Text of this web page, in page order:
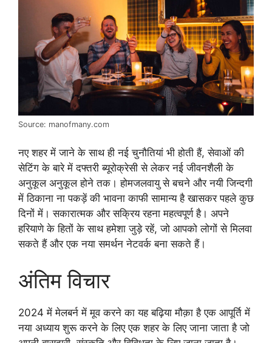
Source: manofmany.com
नए शहर में जाने के साथ ही नई चुनौतियां भी होती हैं, सेवाओं की
सेटिंग के बारे में दफ्तरी ब्यूरोक्रेसी से लेकर नई जीवनशैली के
अनुकूल अनुकूल होने तक। होमजलवायु से बचने और नयी जिन्दगी
में ठिकाना ना पकड़ें की भावना काफी सामान्य है खासकर पहले कुछ
दिनों में। सकारात्मक और सक्रिय रहना महत्वपूर्ण है। अपने
हरियाणे के हितों के साथ हमेशा जुड़े रहें, जो आपको लोगों से मिलवा
सकते हैं और एक नया समर्थन नेटवर्क बना सकते हैं।
अंतिम विचार
2024 में मेलबर्न में मूव करने का यह बढ़िया मौक़ा है एक आपूर्ति में
नया अध्याय शुरू करने के लिए एक शहर के लिए जाना जाता है जो